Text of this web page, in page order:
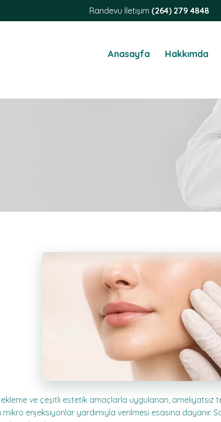
Randevu İletişim (264) 279 4848
Anasayfa Hakkımda
ve çeşitli estetik amaçlarla uygulanan,
enjeksiyonlar yardımıyla verilmesi esasına